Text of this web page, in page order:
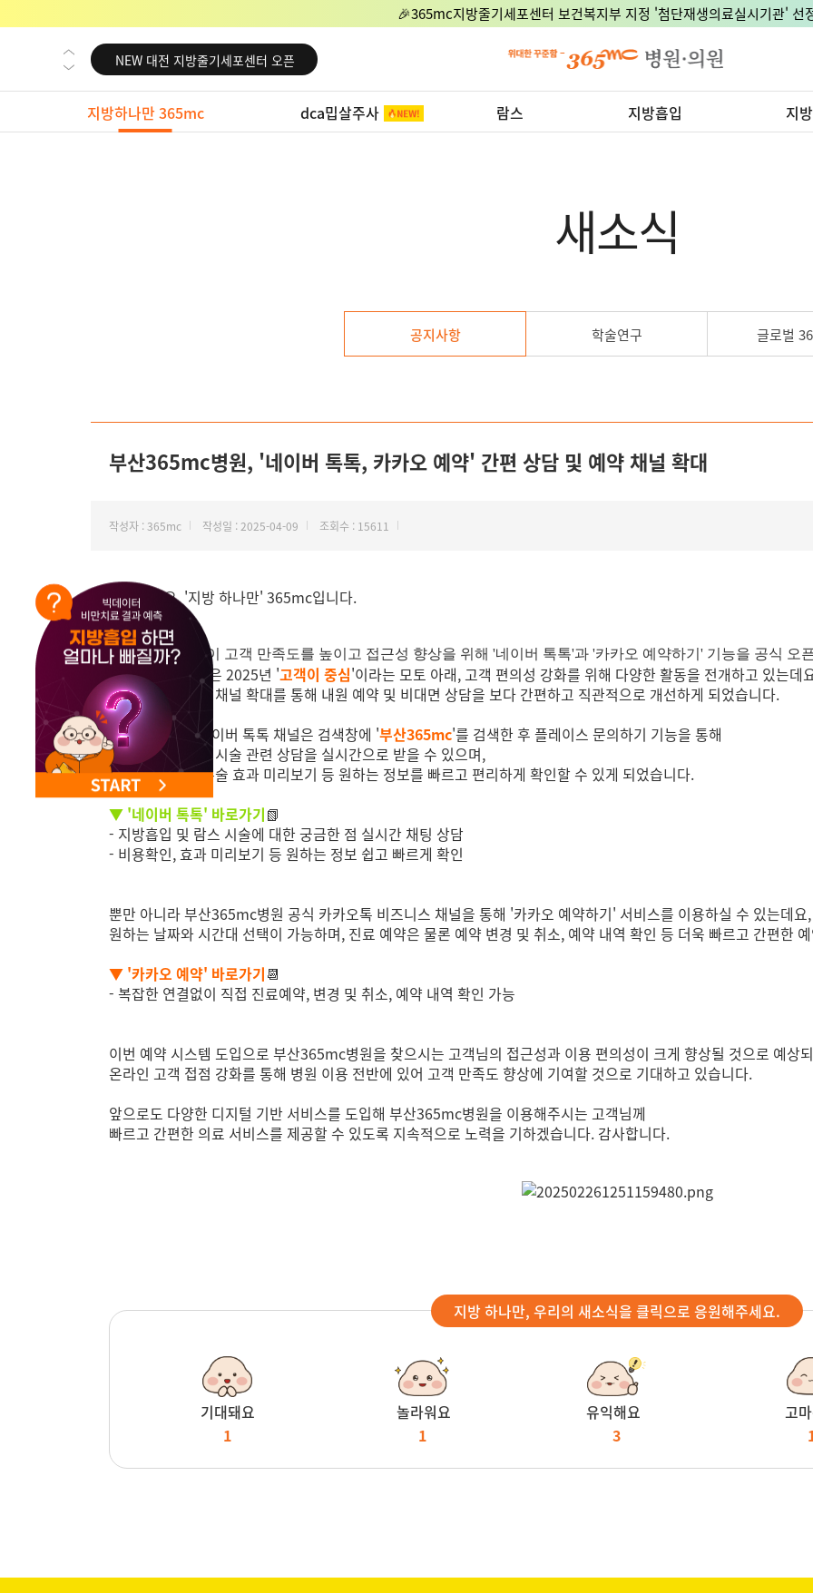
🎉365mc지방줄기세포센터 보건복지부 지정 '첨단재생의료실시기관' 선
NEW 교대 지방줄기세포센터 오픈
NEW 대전 지방줄기세포센터 오픈
NEW 노원 지방줄기세포센터 오픈
NEW 미국 LA점 오픈
지방하나만 365mc dca밉살주사 람스 지방흡입 지
새소식
공지사항 학술연구 글로벌
부산365mc병원, '네이버 톡톡, 카카오 예약' 간편 상담 및 예약 채널 확대
작성자 : 365mc 작성일 : 2025-04-09 조회수 : 15611
안녕하세요, '지방 하나만' 365mc입니다.
부산365mc병원이 고객 만족도를 높이고 접근성 향상을 위해 '네이버 톡톡'과 '카카오 예약하기' 기능을 공식 오
부산365mc병원은 2025년 '고객이 중심'이라는 모토 아래, 고객 편의성 강화를 위해 다양한 활동을 전개하고 있는데
이번 예약 서비스 채널 확대를 통해 내원 예약 및 비대면 상담을 보다 간편하고 직관적으로 개선하게 되었습니다.
새롭게 도입된 네이버 톡톡 채널은 검색창에 '부산365mc'를 검색한 후 플레이스 문의하기 기능을 통해
지방흡입 및 람스 시술 관련 상담을 실시간으로 받을 수 있으며,
비용 안내 및 시수술 효과 미리보기 등 원하는 정보를 빠르고 편리하게 확인할 수 있게 되었습니다.
▼ '네이버 톡톡' 바로가기📗
- 지방흡입 및 람스 시술에 대한 궁금한 점 실시간 채팅 상담
- 비용확인, 효과 미리보기 등 원하는 정보 쉽고 빠르게 확인
뿐만 아니라 부산365mc병원 공식 카카오톡 비즈니스 채널을 통해 '카카오 예약하기' 서비스를 이용하실 수 있는데요,
원하는 날짜와 시간대 선택이 가능하며, 진료 예약은 물론 예약 변경 및 취소, 예약 내역 확인 등 더욱 빠르고 간편한
▼ '카카오 예약' 바로가기📆
- 복잡한 연결없이 직접 진료예약, 변경 및 취소, 예약 내역 확인 가능
이번 예약 시스템 도입으로 부산365mc병원을 찾으시는 고객님의 접근성과 이용 편의성이 크게 향상될 것으로 예상
온라인 고객 접점 강화를 통해 병원 이용 전반에 있어 고객 만족도 향상에 기여할 것으로 기대하고 있습니다.
앞으로도 다양한 디지털 기반 서비스를 도입해 부산365mc병원을 이용해주시는 고객님께
빠르고 간편한 의료 서비스를 제공할 수 있도록 지속적으로 노력을 기하겠습니다. 감사합니다.
지방 하나만, 우리의 새소식을 클릭으로 응원해주세요.
기대돼요
1
놀라워요
1
유익해요
3
고